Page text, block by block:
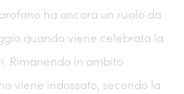
ha ancora un ruolo da
quando viene celebrata la
Rimanendo in ambito
viene indossato, secondo la